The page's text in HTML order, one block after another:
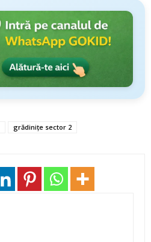
grădinițe sector 2